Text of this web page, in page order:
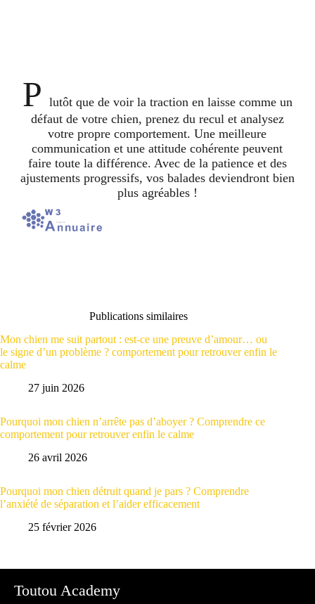
P lutôt que de voir la traction en laisse comme un
défaut de votre chien, prenez du recul et analysez
votre propre comportement. Une meilleure
communication et une attitude cohérente peuvent
faire toute la différence. Avec de la patience et des
ajustements progressifs, vos balades deviendront bien
plus agréables !
Publications similaires
Mon chien me suit partout : est-ce une preuve d’amour… ou
le signe d’un problème ? comportement pour retrouver enfin le
calme
27 juin 2026
Pourquoi mon chien n’arrête pas d’aboyer ? Comprendre ce
comportement pour retrouver enfin le calme
26 avril 2026
Pourquoi mon chien détruit quand je pars ? Comprendre
l’anxiété de séparation et l’aider efficacement
25 février 2026
Toutou Academy